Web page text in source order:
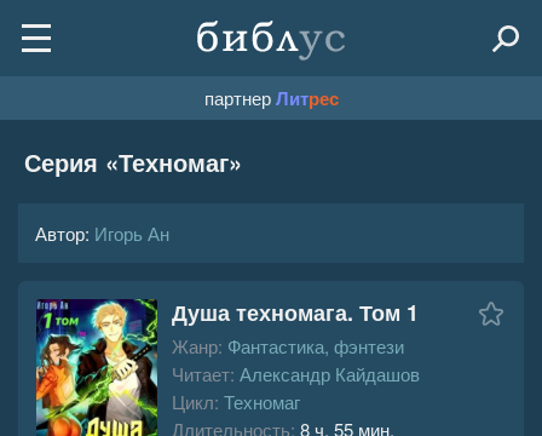
партнерЛитрес
Серия «Техномаг»
Автор: Игорь Ан
Душа техномага. Том 1
Жанр: Фантастика, фэнтези
Читает: Александр Кайдашов
Цикл: Техномаг
Длительность: 8 ч. 55 мин.